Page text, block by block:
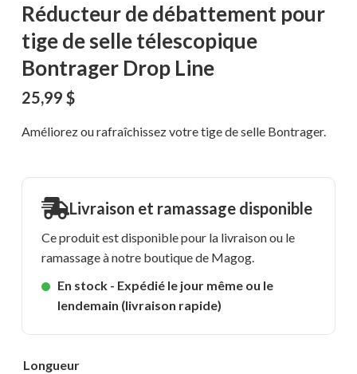
Réducteur de débattement pour
tige de selle télescopique
Bontrager Drop Line
25,99 $
Améliorez ou rafraîchissez votre tige de selle Bontrager.
Livraison et ramassage disponible
Ce produit est disponible pour la livraison ou le
ramassage à notre boutique de Magog.
En stock - Expédié le jour même ou le
lendemain (livraison rapide)
Longueur